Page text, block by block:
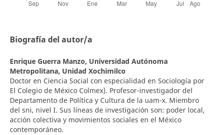
Biografía del autor/a
Enrique Guerra Manzo, Universidad Autónoma
Metropolitana, Unidad Xochimilco
Doctor en Ciencia Social con especialidad en Sociología por
El Colegio de México Colmex). Profesor-investigador del
Departamento de Política y Cultura de la uam-x. Miembro
del sni, nivel I. Sus líneas de investigación son: poder local,
acción colectiva y movimientos sociales en el México
contemporáneo.